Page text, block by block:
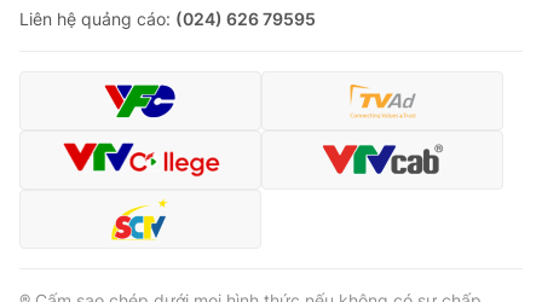
Liên hệ quảng cáo: (024) 626 79595